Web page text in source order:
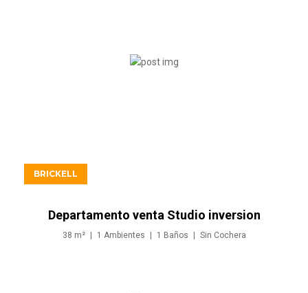
BRICKELL
Departamento venta Studio inversion
en Brickell Miami
38 m² 1 Ambientes 1 Baños Sin Cochera